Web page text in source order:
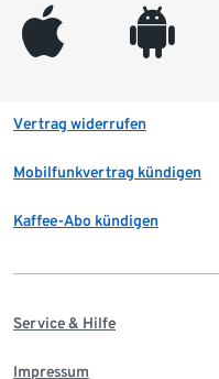
appleinc android
Vertrag widerrufen
Mobilfunkvertrag kündigen
Kaffee-Abo kündigen
Service & Hilfe
Impressum